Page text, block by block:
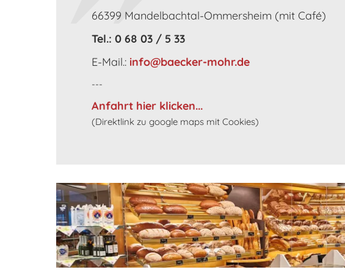
66399 Mandelbachtal-Ommersheim (mit Café)
Tel.: 0 68 03 / 5 33
E-Mail.: info@baecker-mohr.de
---
Anfahrt hier klicken...
(Direktlink zu google maps mit Cookies)